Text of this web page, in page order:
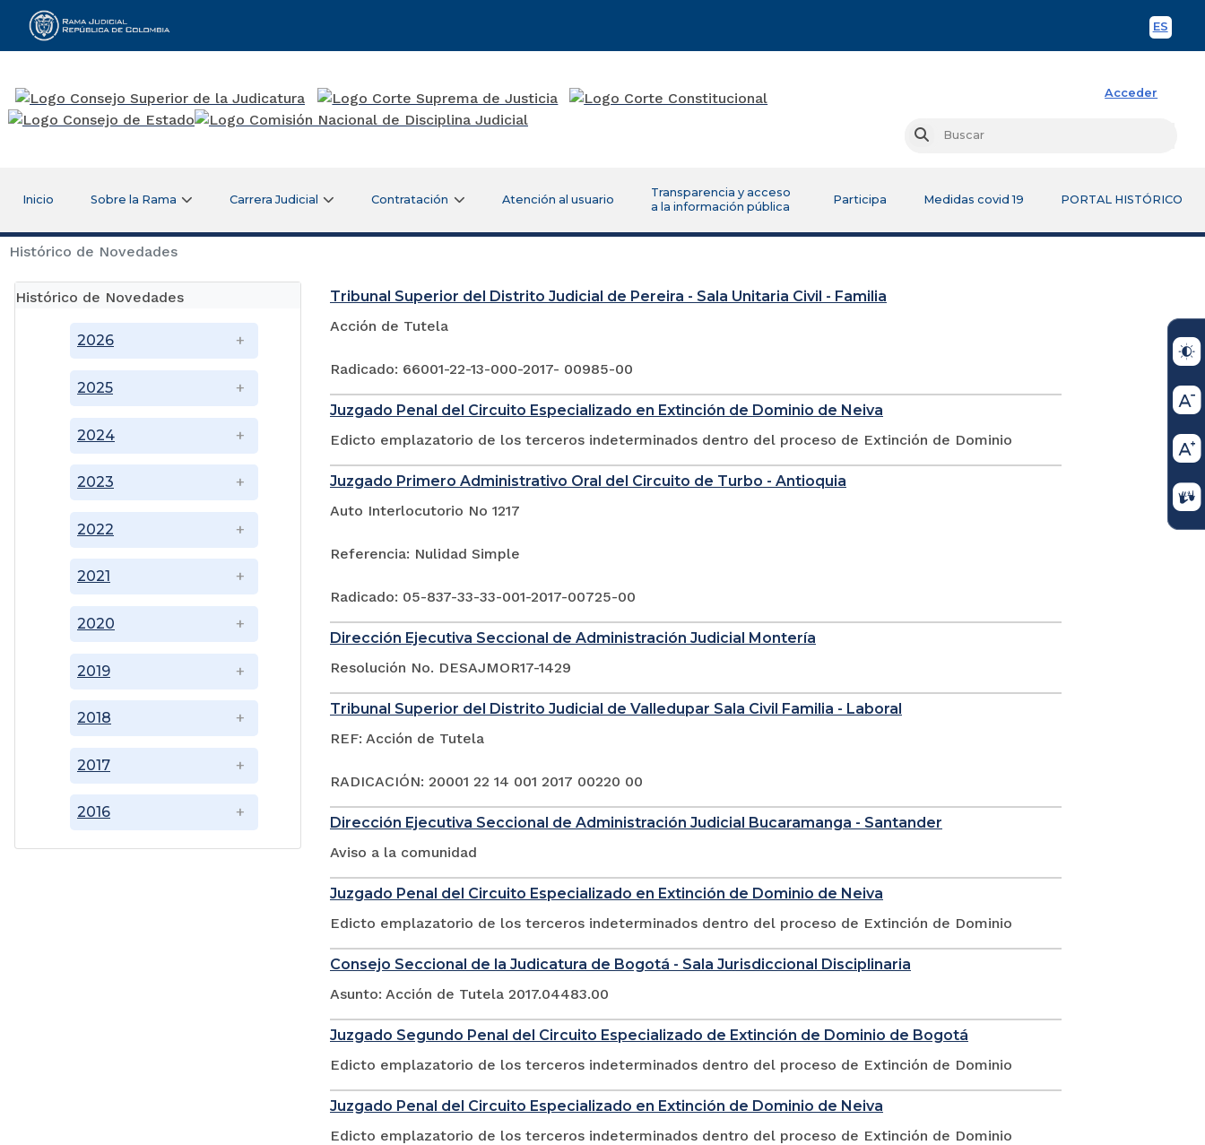
ES
Rama Judicial
Acceder
Buscar
Inicio Sobre la Rama Carrera Judicial Contratación Atención al usuario
Transparencia y acceso
a la información pública
Participa Medidas covid 19 PORTAL HISTÓRICO
Histórico de Novedades
Histórico de Novedades
2016
2017
2018
2019
2020
2021
2022
2023
2024
2025
2026
Tribunal Superior del Distrito Judicial de Pereira - Sala Unitaria Civil - Familia
Acción de Tutela
Radicado: 66001-22-13-000-2017- 00985-00
Juzgado Penal del Circuito Especializado en Extinción de Dominio de Neiva
Edicto emplazatorio de los terceros indeterminados dentro del proceso de Extinción de Dominio
Juzgado Primero Administrativo Oral del Circuito de Turbo - Antioquia
Auto Interlocutorio No 1217
Referencia: Nulidad Simple
Radicado: 05-837-33-33-001-2017-00725-00
Dirección Ejecutiva Seccional de Administración Judicial Montería
Resolución No. DESAJMOR17-1429
Tribunal Superior del Distrito Judicial de Valledupar Sala Civil Familia - Laboral
REF: Acción de Tutela
RADICACIÓN: 20001 22 14 001 2017 00220 00
Dirección Ejecutiva Seccional de Administración Judicial Bucaramanga - Santander
Aviso a la comunidad
Juzgado Penal del Circuito Especializado en Extinción de Dominio de Neiva
Edicto emplazatorio de los terceros indeterminados dentro del proceso de Extinción de Dominio
Consejo Seccional de la Judicatura de Bogotá - Sala Jurisdiccional Disciplinaria
Asunto: Acción de Tutela 2017.04483.00
Juzgado Segundo Penal del Circuito Especializado de Extinción de Dominio de Bogotá
Edicto emplazatorio de los terceros indeterminados dentro del proceso de Extinción de Dominio
Juzgado Penal del Circuito Especializado en Extinción de Dominio de Neiva
Edicto emplazatorio de los terceros indeterminados dentro del proceso de Extinción de Dominio